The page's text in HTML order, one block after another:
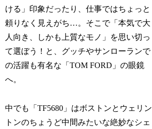
ける」印象だったり、仕事ではちょっと
頼りなく見えがち…。そこで「本気で大
人向き、しかも上質なモノ」を思い切っ
て選ぼう！と、グッチやサンローランで
の活躍も有名な「TOM FORD」の眼鏡
へ。
中でも「TF5680」はボストンとウェリン
トンのちょうど中間みたいな絶妙なシェ